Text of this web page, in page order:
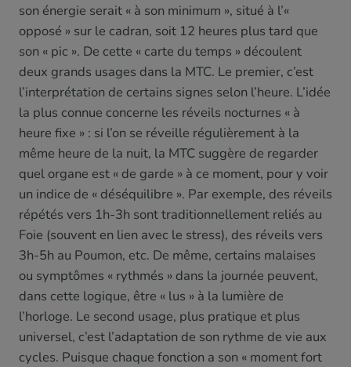
son énergie serait « à son minimum », situé à l’«
opposé » sur le cadran, soit 12 heures plus tard que
son « pic ». De cette « carte du temps » découlent
deux grands usages dans la MTC. Le premier, c’est
l’interprétation de certains signes selon l’heure. L’idée
la plus connue concerne les réveils nocturnes « à
heure fixe » : si l’on se réveille régulièrement à la
même heure de la nuit, la MTC suggère de regarder
quel organe est « de garde » à ce moment, pour y voir
un indice de « déséquilibre ». Par exemple, des réveils
répétés vers 1h-3h sont traditionnellement reliés au
Foie (souvent en lien avec le stress), des réveils vers
3h-5h au Poumon, etc. De même, certains malaises
ou symptômes « rythmés » dans la journée peuvent,
dans cette logique, être « lus » à la lumière de
l’horloge. Le second usage, plus pratique et plus
universel, c’est l’adaptation de son rythme de vie aux
cycles. Puisque chaque fonction a son « moment fort